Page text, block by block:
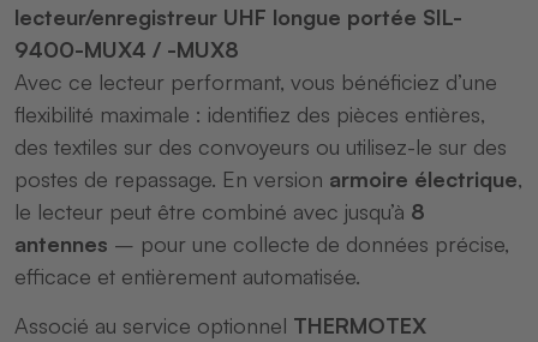
lecteur/enregistreur UHF longue portée SIL-
9400-MUX4 / -MUX8
Avec ce lecteur performant, vous bénéficiez d’une
flexibilité maximale : identifiez des pièces entières,
des textiles sur des convoyeurs ou utilisez-le sur des
postes de repassage. En version armoire électrique,
le lecteur peut être combiné avec jusqu’à 8
antennes – pour une collecte de données précise,
efficace et entièrement automatisée.
Associé au service optionnel THERMOTEX